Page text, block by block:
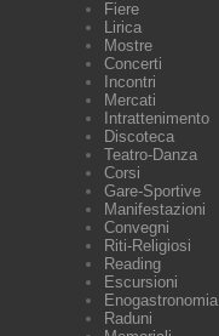
Fiere
Lirica
Mostre
Concerti
Incontri
Mercati
Intrattenimento
Discoteca
Teatro-Danza
Corsi
Gare-Sportive
Manifestazioni
Convegni
Riti-Religiosi
Reading
Escursioni
Enogastronomia
Raduni